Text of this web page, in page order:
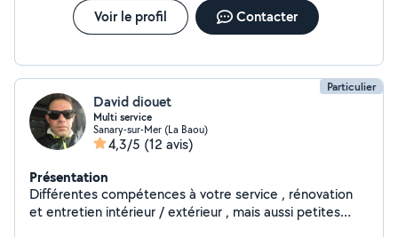
Voir le profil Contacter
Particulier
David diouet
Multi service
Sanary-sur-Mer (La Baou)
4,3/5 (12 avis)
Présentation
Différentes compétences à votre service , rénovation
et entretien intérieur / extérieur , mais aussi petites